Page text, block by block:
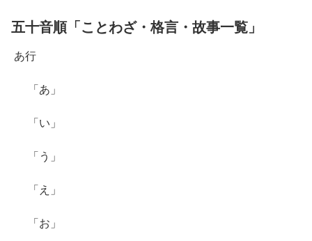
五十音順「ことわざ・格言・故事一覧」
あ行
「あ」
「い」
「う」
「え」
「お」